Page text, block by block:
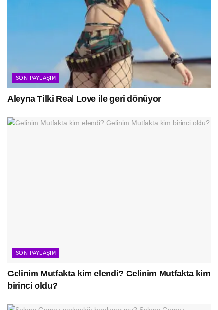
SON PAYLAŞIM
Aleyna Tilki Real Love ile geri dönüyor
SON PAYLAŞIM
Gelinim Mutfakta kim elendi? Gelinim Mutfakta kim
birinci oldu?